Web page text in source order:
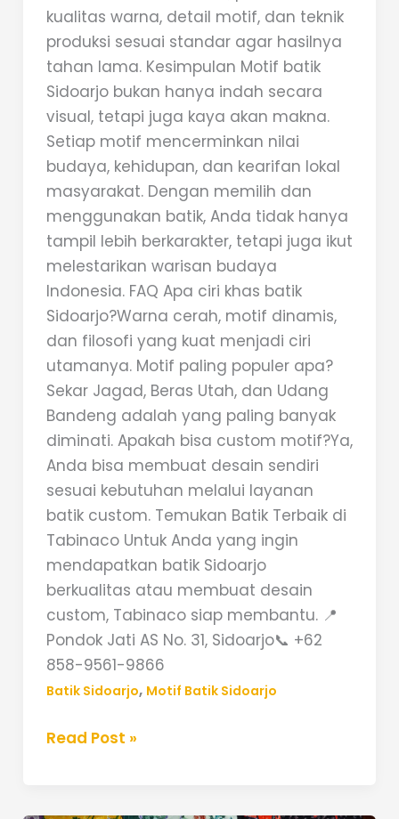
kualitas warna, detail motif, dan teknik
produksi sesuai standar agar hasilnya
tahan lama. Kesimpulan Motif batik
Sidoarjo bukan hanya indah secara
visual, tetapi juga kaya akan makna.
Setiap motif mencerminkan nilai
budaya, kehidupan, dan kearifan lokal
masyarakat. Dengan memilih dan
menggunakan batik, Anda tidak hanya
tampil lebih berkarakter, tetapi juga ikut
melestarikan warisan budaya
Indonesia. FAQ Apa ciri khas batik
Sidoarjo?Warna cerah, motif dinamis,
dan filosofi yang kuat menjadi ciri
utamanya. Motif paling populer apa?
Sekar Jagad, Beras Utah, dan Udang
Bandeng adalah yang paling banyak
diminati. Apakah bisa custom motif?Ya,
Anda bisa membuat desain sendiri
sesuai kebutuhan melalui layanan
batik custom. Temukan Batik Terbaik di
Tabinaco Untuk Anda yang ingin
mendapatkan batik Sidoarjo
berkualitas atau membuat desain
custom, Tabinaco siap membantu. 📍
Pondok Jati AS No. 31, Sidoarjo📞 +62
858-9561-9866
Batik Sidoarjo, Motif Batik Sidoarjo
Read Post »